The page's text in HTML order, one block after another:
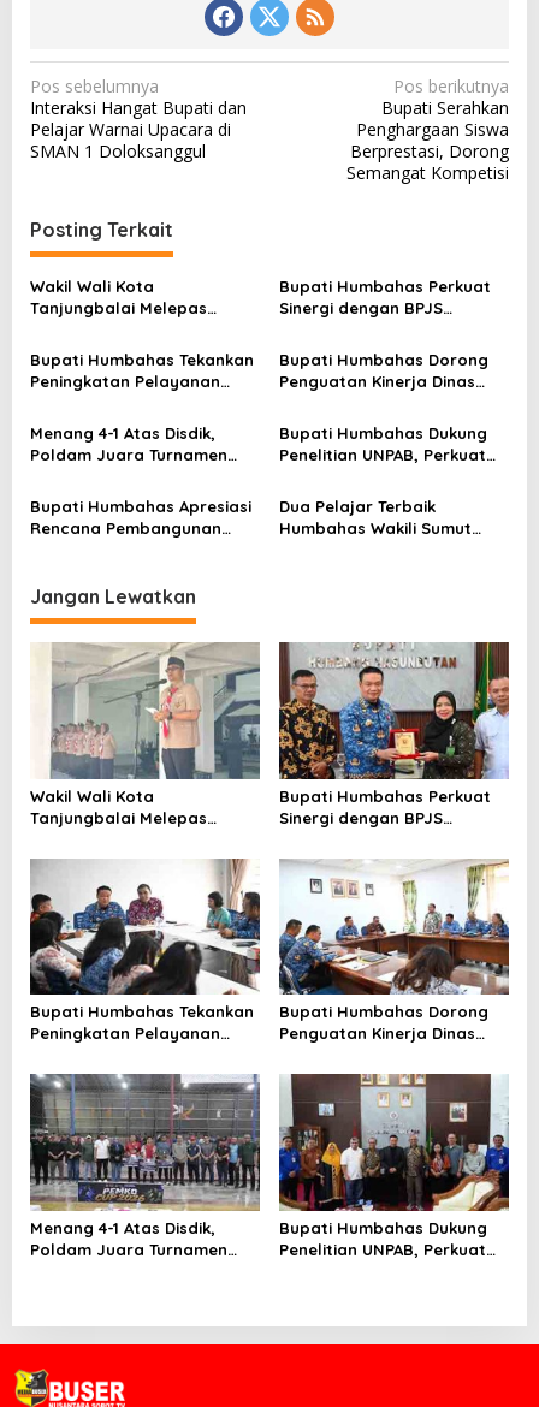
N
a
v
g
a
s
i
p
o
s
Pos sebelumnya
Interaksi Hangat Bupati dan
Pelajar Warnai Upacara di
SMAN 1 Doloksanggul
Pos berikutnya
Bupati Serahkan
Penghargaan Siswa
Berprestasi, Dorong
Semangat Kompetisi
Posting Terkait
Wakil Wali Kota
Tanjungbalai Melepas
Kontingen Pramuka
Tanjungbalai Ikuti Jamnas
XII di Cibubur
Bupati Humbahas Perkuat
Sinergi dengan BPJS
Perluas Perlindungan
Pekerja
Bupati Humbahas Tekankan
Peningkatan Pelayanan
Utamakan Profesionalisme
dan Integritas
Bupati Humbahas Dorong
Penguatan Kinerja Dinas
SDM Berkualitas
Menang 4-1 Atas Disdik,
Poldam Juara Turnamen
Bupati Humbahas Dukung
Penelitian UNPAB, Perkuat
Toba
Bupati Humbahas Apresiasi
Rencana Pembangunan
Dua Pelajar Terbaik
Humbahas Wakili Sumut
Jangan Lewatkan
Wakil Wali Kota
Tanjungbalai Melepas
Kontingen Pramuka
Tanjungbalai Ikuti Jamnas
XII di Cibubur
Bupati Humbahas Perkuat
Sinergi dengan BPJS
Perluas Perlindungan
Pekerja
Bupati Humbahas Tekankan
Peningkatan Pelayanan
Utamakan Profesionalisme
dan Integritas
Bupati Humbahas Dorong
Penguatan Kinerja Dinas
SDM Berkualitas
Menang 4-1 Atas Disdik,
Poldam Juara Turnamen
Bupati Humbahas Dukung
Penelitian UNPAB, Perkuat